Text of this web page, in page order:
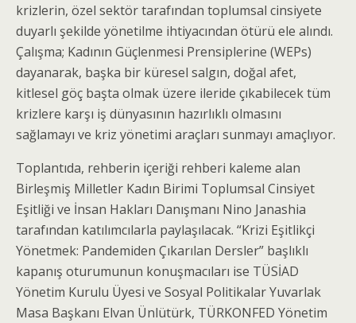
krizlerin, özel sektör tarafından toplumsal cinsiyete
duyarlı şekilde yönetilme ihtiyacından ötürü ele alındı.
Çalışma; Kadının Güçlenmesi Prensiplerine (WEPs)
dayanarak, başka bir küresel salgın, doğal afet,
kitlesel göç başta olmak üzere ileride çıkabilecek tüm
krizlere karşı iş dünyasının hazırlıklı olmasını
sağlamayı ve kriz yönetimi araçları sunmayı amaçlıyor.
Toplantıda, rehberin içeriği rehberi kaleme alan
Birleşmiş Milletler Kadın Birimi Toplumsal Cinsiyet
Eşitliği ve İnsan Hakları Danışmanı Nino Janashia
tarafından katılımcılarla paylaşılacak. “Krizi Eşitlikçi
Yönetmek: Pandemiden Çıkarılan Dersler” başlıklı
kapanış oturumunun konuşmacıları ise TÜSİAD
Yönetim Kurulu Üyesi ve Sosyal Politikalar Yuvarlak
Masa Başkanı Elvan Ünlütürk, TÜRKONFED Yönetim